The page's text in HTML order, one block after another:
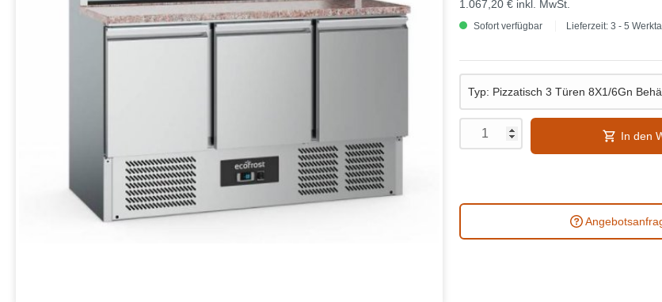
1.067,20 € inkl. MwSt.
Sofort verfügbar Lieferzeit: 3 - 5
In den